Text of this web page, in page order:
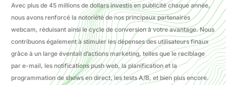
Avec plus de 45 millions de dollars investis en publicité chaque année,
nous avons renforcé la notoriété de nos principaux partenaires
webcam, réduisant ainsi le cycle de conversion à votre avantage. Nous
contribuons également à stimuler les dépenses des utilisateurs finaux
grâce à un large éventail d’actions marketing, telles que le reciblage
par e-mail, les notifications push web, la planification et la
programmation de shows en direct, les tests A/B, et bien plus encore.